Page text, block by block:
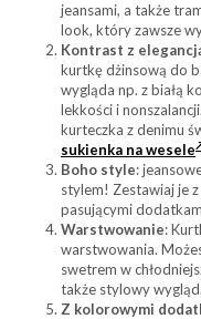
jeansami, a także
look, który zawsze
Kontrast z
kurtkę dżinsową do
wygląda np. z białą
lekkości i
kurteczka z denimu
sukienka na wesele
Boho style:
stylem! Zestawiaj je
pasującymi
Warstwowanie:
warstwowania.
swetrem w
także stylowy wygląd.
Z kolorowymi